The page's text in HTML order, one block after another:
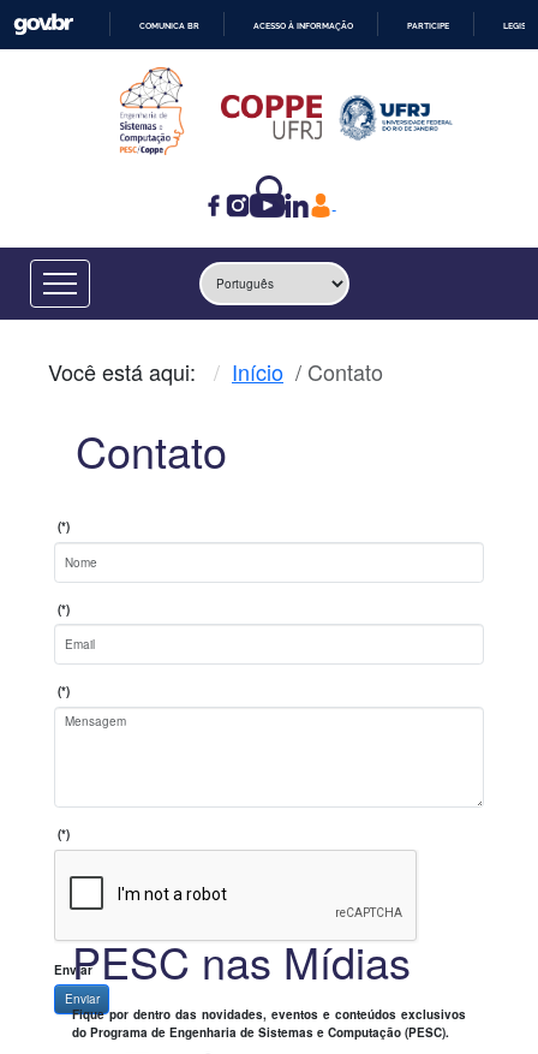
O
CONTEÚDO
COMUNICA BR ACESSO À INFORMAÇÃO PARTICIPE
Você está aqui: Início Contato
Contato
(*)
(*)
(*)
(*)
Enviar
Enviar
PESC nas Mídias
Fique por dentro das novidades, eventos e conteúdos exclusivos
do Programa de Engenharia de Sistemas e Computação (PESC).